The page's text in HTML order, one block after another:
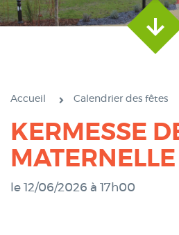
Accueil Calendrier des fêtes
KERMESSE
MATERNELLE
le 12/06/2026 à 17h00